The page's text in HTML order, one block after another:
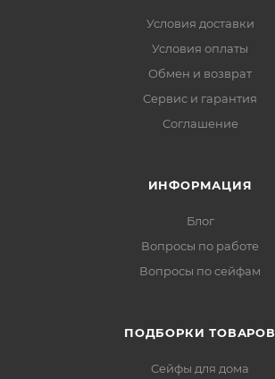
Условия доставки
Условия оплаты
Обмен и возврат
Сервис и гарантия
Соглашение
ИНФОРМАЦИЯ
Блог
Вопросы по работе
Вопросы по сейфам
ПОДБОРКИ ТОВАРОВ
Сейфы для дома